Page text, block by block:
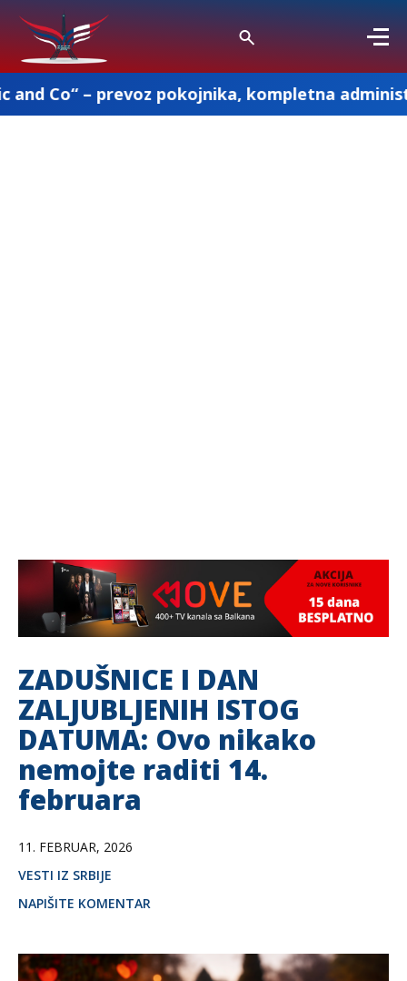
pokojnika, kompletna administracija i
ZADUŠNICE I DAN
ZALJUBLJENIH ISTOG
DATUMA: Ovo nikako
nemojte raditi 14.
februara
11. FEBRUAR, 2026
VESTI IZ SRBIJE
NAPIŠITE KOMENTAR